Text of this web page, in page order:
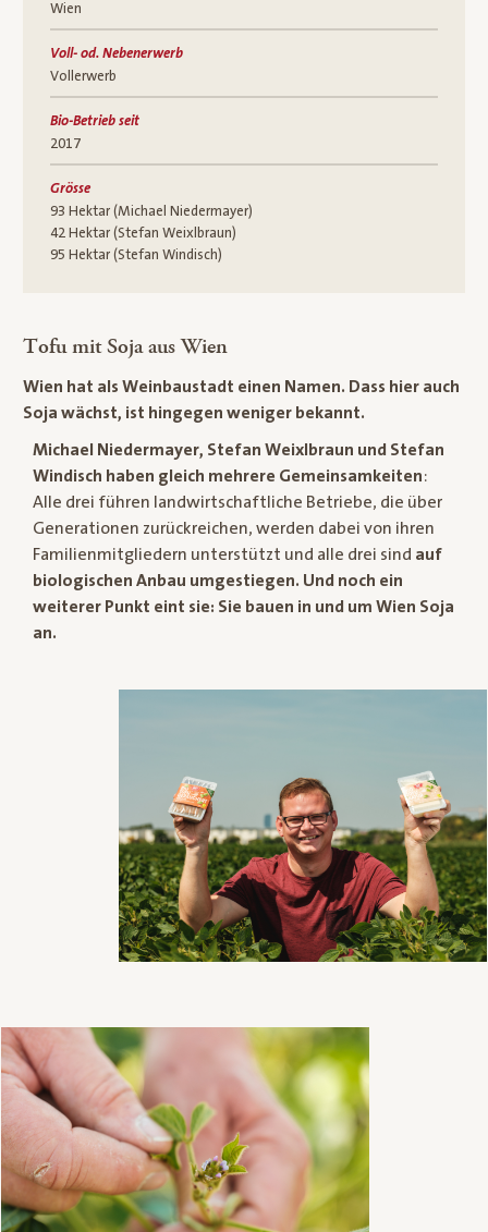
Wien
Voll- od. Nebenerwerb
Vollerwerb
Bio-Betrieb seit
2017
Grösse
93 Hektar (Michael Niedermayer)
42 Hektar (Stefan Weixlbraun)
95 Hektar (Stefan Windisch)
Tofu mit Soja aus Wien
Wien hat als Weinbaustadt einen Namen. Dass hier auch
Soja wächst, ist hingegen weniger bekannt.
Michael Niedermayer, Stefan Weixlbraun und Stefan
Windisch haben gleich mehrere Gemeinsamkeiten:
Alle drei führen landwirtschaftliche Betriebe, die über
Generationen zurückreichen, werden dabei von ihren
Familienmitgliedern unterstützt und alle drei sind auf
biologischen Anbau umgestiegen. Und noch ein
weiterer Punkt eint sie: Sie bauen in und um Wien Soja
an.